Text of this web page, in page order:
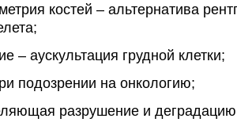
костей – альтернатива
– аускультация грудной клетки;
подозрении на онкологию;
разрушение и деградацию